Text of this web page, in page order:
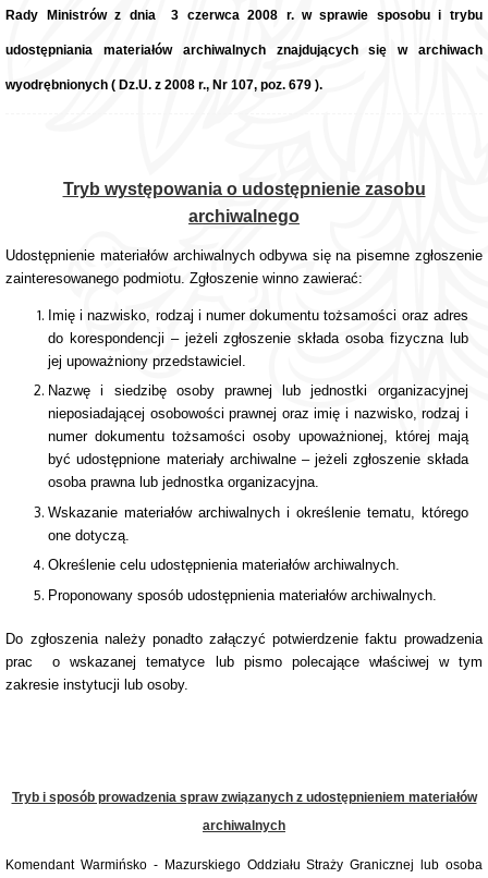
Rady Ministrów z dnia 3 czerwca 2008 r. w sprawie sposobu i trybu
udostępniania materiałów archiwalnych znajdujących się w archiwach
wyodrębnionych ( Dz.U. z 2008 r., Nr 107, poz. 679 ).
Tryb występowania o udostępnienie zasobu
archiwalnego
Udostępnienie materiałów archiwalnych odbywa się na pisemne zgłoszenie
zainteresowanego podmiotu. Zgłoszenie winno zawierać:
Imię i nazwisko, rodzaj i numer dokumentu tożsamości oraz adres
do korespondencji – jeżeli zgłoszenie składa osoba fizyczna lub
jej upoważniony przedstawiciel.
Nazwę i siedzibę osoby prawnej lub jednostki organizacyjnej
nieposiadającej osobowości prawnej oraz imię i nazwisko, rodzaj i
numer dokumentu tożsamości osoby upoważnionej, której mają
być udostępnione materiały archiwalne – jeżeli zgłoszenie składa
osoba prawna lub jednostka organizacyjna.
Wskazanie materiałów archiwalnych i określenie tematu, którego
one dotyczą.
Określenie celu udostępnienia materiałów archiwalnych.
Proponowany sposób udostępnienia materiałów archiwalnych.
Do zgłoszenia należy ponadto załączyć potwierdzenie faktu prowadzenia
prac o wskazanej tematyce lub pismo polecające właściwej w tym
zakresie instytucji lub osoby.
Tryb i sposób prowadzenia spraw związanych z udostępnieniem materiałów
archiwalnych
Komendant Warmińsko - Mazurskiego Oddziału Straży Granicznej lub osoba